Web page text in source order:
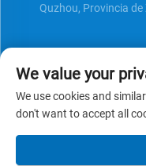
Quzhou, Provincia de
Derechos de autor ©
We value your
We use cookies and
don't want to accept all